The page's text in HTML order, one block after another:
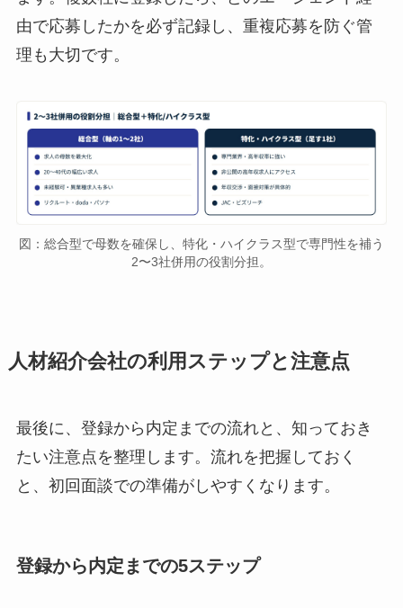
由で応募したかを必ず記録し、重複応募を防ぐ管
理も大切です。
図：総合型で母数を確保し、特化・ハイクラス型で専門性を補う
2〜3社併用の役割分担。
人材紹介会社の利用ステップと注意点
最後に、登録から内定までの流れと、知っておき
たい注意点を整理します。流れを把握しておく
と、初回面談での準備がしやすくなります。
登録から内定までの5ステップ